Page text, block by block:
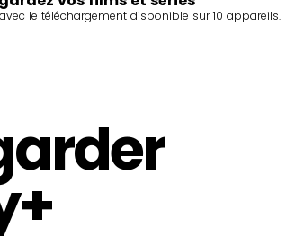
le téléchargement disponible sur 10 appareils.